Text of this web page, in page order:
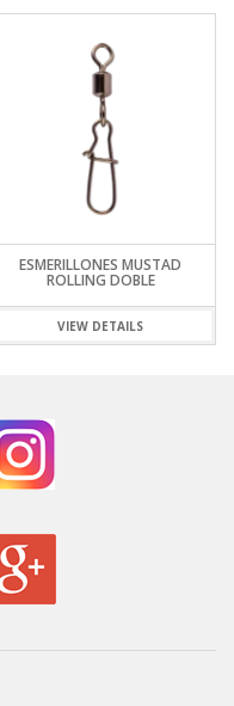
ESMERILLONES MUSTAD
ROLLING DOBLE
VIEW DETAILS